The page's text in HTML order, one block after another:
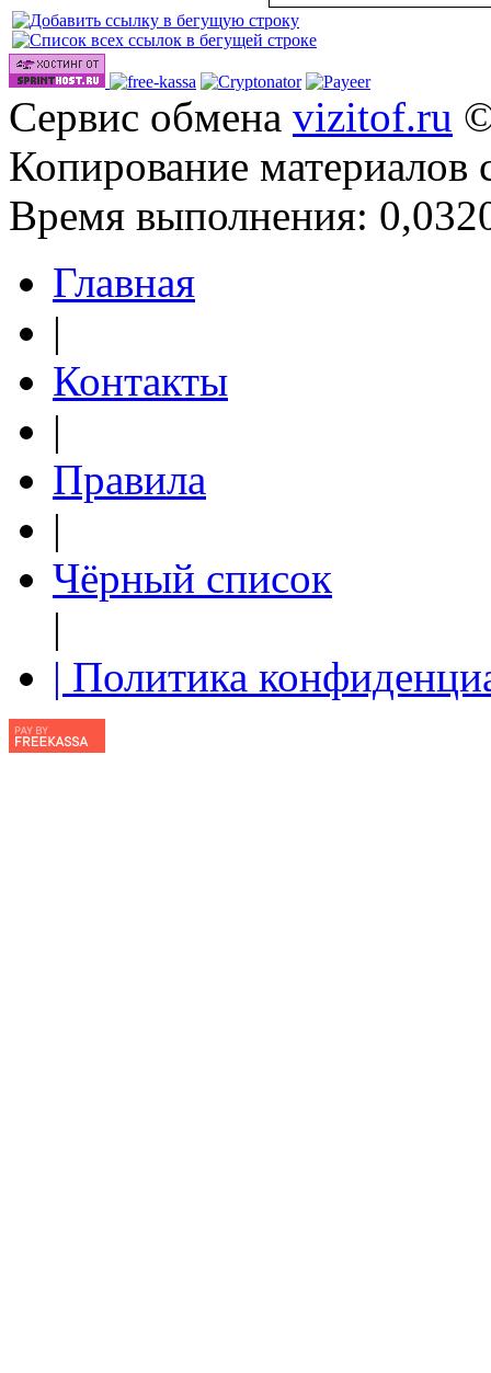
Сервис обмена vizitof.ru
Копирование материалов
Время выполнения:
Главная
|
Контакты
|
Правила
|
Чёрный список
|
| Политика